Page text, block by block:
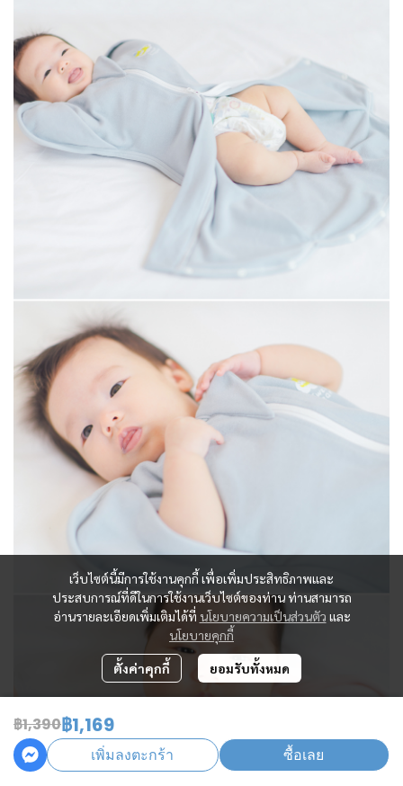
฿1,390฿1,169
เพิ่มลงตะกร้า ซื้อเลย
เว็บไซต์นี้มีการใช้งานคุกกี้ เพื่อเพิ่มประสิทธิภาพและ
ประสบการณ์ที่ดีในการใช้งานเว็บไซต์ของท่าน ท่านสามารถ
อ่านรายละเอียดเพิ่มเติมได้ที่ นโยบายความเป็นส่วนตัว และ
นโยบายคุกกี้
ตั้งค่าคุกกี้ ยอมรับทั้งหมด